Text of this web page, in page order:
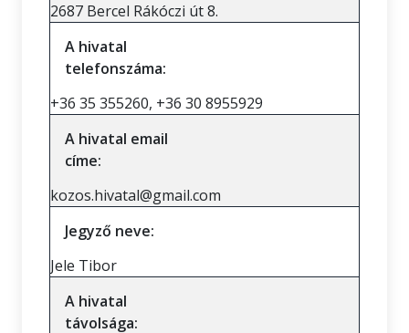
2687 Bercel Rákóczi út 8.
A hivatal
telefonszáma:
+36 35 355260, +36 30 8955929
A hivatal email
címe:
kozos.hivatal@gmail.com
Jegyző neve:
Jele Tibor
A hivatal
távolsága: